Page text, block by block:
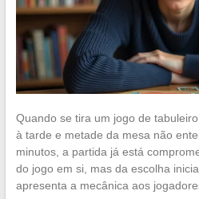
Quando se tira um jogo de
à tarde e metade da mesa não
minutos, a partida já está
do jogo em si, mas da escolha
apresenta a mecânica aos